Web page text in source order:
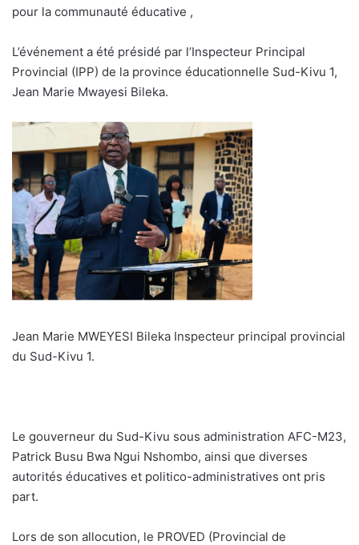
pour la communauté éducative ,
L’événement a été présidé par l’Inspecteur Principal
Provincial (IPP) de la province éducationnelle Sud-Kivu 1,
Jean Marie Mwayesi Bileka.
Jean Marie MWEYESI Bileka Inspecteur principal provincial
du Sud-Kivu 1.
Le gouverneur du Sud-Kivu sous administration AFC-M23,
Patrick Busu Bwa Ngui Nshombo, ainsi que diverses
autorités éducatives et politico-administratives ont pris
part.
Lors de son allocution, le PROVED (Provincial de